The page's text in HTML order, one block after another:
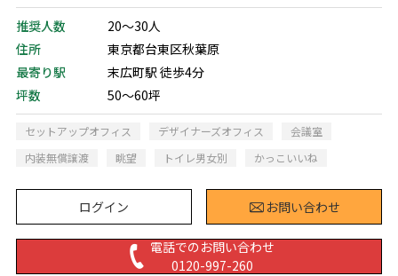
推奨人数
20～30人
住所
東京都台東区秋葉原
最寄り駅
末広町駅 徒歩4分
坪数
50～60坪
セットアップオフィス デザイナーズオフィス
会議室
内装無償譲渡
眺望 トイレ男女別 かっこいいね
ログイン お問い合わせ
電話でのお問い合わせ
0120-997-260